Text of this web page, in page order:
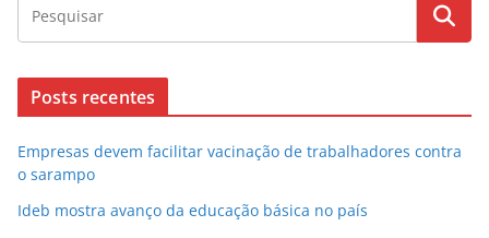
Posts recentes
Empresas devem facilitar vacinação de trabalhadores contra
o sarampo
Ideb mostra avanço da educação básica no país